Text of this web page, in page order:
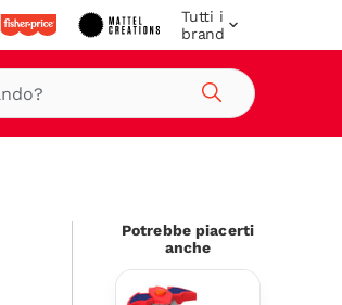
Tutti i
brand
Cerca
Potrebbe piacerti
anche